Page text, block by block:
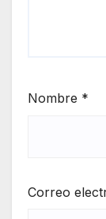
Nombre *
Correo